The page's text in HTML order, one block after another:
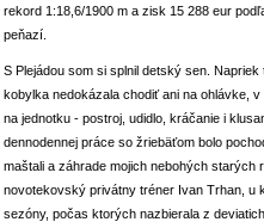
rekord 1:18,6/1900 m a zisk 15 288 eur
peňazí.
S Plejádou som si splnil detský sen.
kobylka nedokázala chodiť ani na ohlávke,
na jednotku - postroj, udidlo, kráčanie i
dennodennej práce so žriebäťom bolo
maštali a záhrade mojich nebohých
novotekovský privátny tréner Ivan Trhan, u
sezóny, počas ktorých nazbierala z